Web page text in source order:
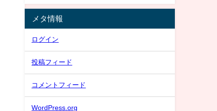
メタ情報
ログイン
投稿フィード
コメントフィード
WordPress.org